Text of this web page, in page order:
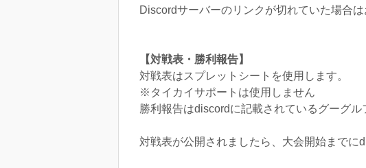
Discordサーバーのリンクが切れていた場合
【対戦表・勝利報告】
対戦表はスプレットシートを使用します。
※タイカイサポートは使用しません
勝利報告はdiscordに記載されているグーグル
対戦表が公開されましたら、大会開始まで